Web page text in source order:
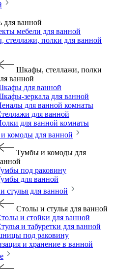
для ванной
мебели для ванной
полки для ванной
Шкафы, стеллажи, полки
ванной
для ванной
зеркала для ванной
для ванной комнаты
для ванной
для ванной комнаты
комоды для ванной
Тумбы и комоды для
под раковину
для ванной
стулья для ванной
Столы и стулья для ванной
и стойки для ванной
и табуретки для ванной
под раковину
и хранение в ванной